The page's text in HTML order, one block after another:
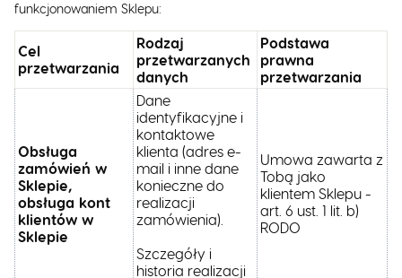
funkcjonowaniem Sklepu:
Obsługa
zamówień w
Sklepie,
obsługa kont
klientów w
Sklepie
Dane
identyfikacyjne i
kontaktowe
klienta (adres e-
mail i inne dane
konieczne do
realizacji
zamówienia).
Szczegóły i
historia realizacji
Umowa zawarta z
Tobą jako
klientem Sklepu -
art. 6 ust. 1 lit. b)
RODO
Cel
przetwarzania
Rodzaj
przetwarzanych
danych
Podstawa
prawna
przetwarzania